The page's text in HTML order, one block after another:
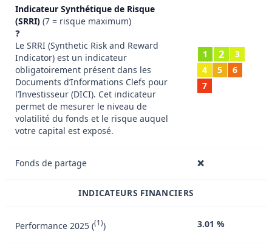
Indicateur Synthétique de Risque
(SRRI) (7 = risque maximum)
❓
Le SRRI (Synthetic Risk and Reward
Indicator) est un indicateur
obligatoirement présent dans les
Documents d’Informations Clefs pour
l’Investisseur (DICI). Cet indicateur
permet de mesurer le niveau de
volatilité du fonds et le risque auquel
votre capital est exposé.
1 2
3
4
5
6
7
Fonds de partage ❌
INDICATEURS FINANCIERS
Performance 2025 ((1)) 3.01 %